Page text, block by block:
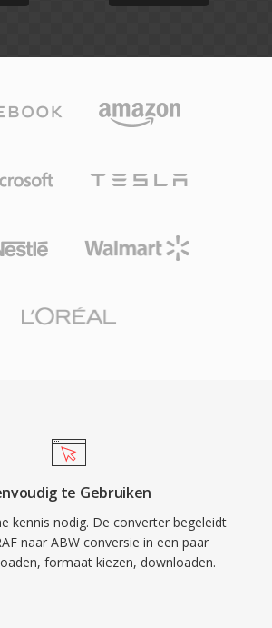
te Gebruiken
kennis nodig. De converter begeleidt
naar ABW conversie in een paar
formaat kiezen, downloaden.